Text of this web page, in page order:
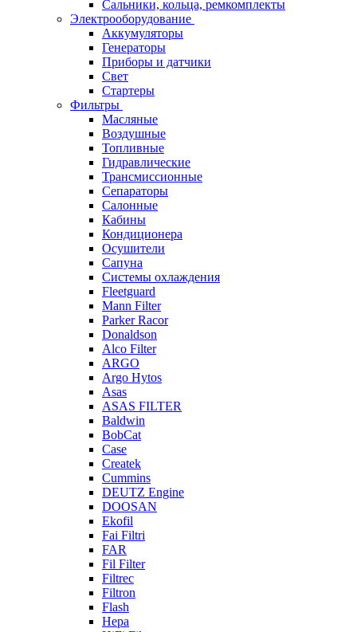
Сальники, кольца, ремкомплекты
Электрооборудование
Аккумуляторы
Генераторы
Приборы и датчики
Свет
Стартеры
Фильтры
Масляные
Воздушные
Топливные
Гидравлические
Трансмиссионные
Сепараторы
Салонные
Кабины
Кондиционера
Осушители
Сапуна
Системы охлаждения
Fleetguard
Mann Filter
Parker Racor
Donaldson
Alco Filter
ARGO
Argo Hytos
Asas
ASAS FILTER
Baldwin
BobCat
Case
Createk
Cummins
DEUTZ Engine
DOOSAN
Ekofil
Fai Filtri
FAR
Fil Filter
Filtrec
Filtron
Flash
Hepa